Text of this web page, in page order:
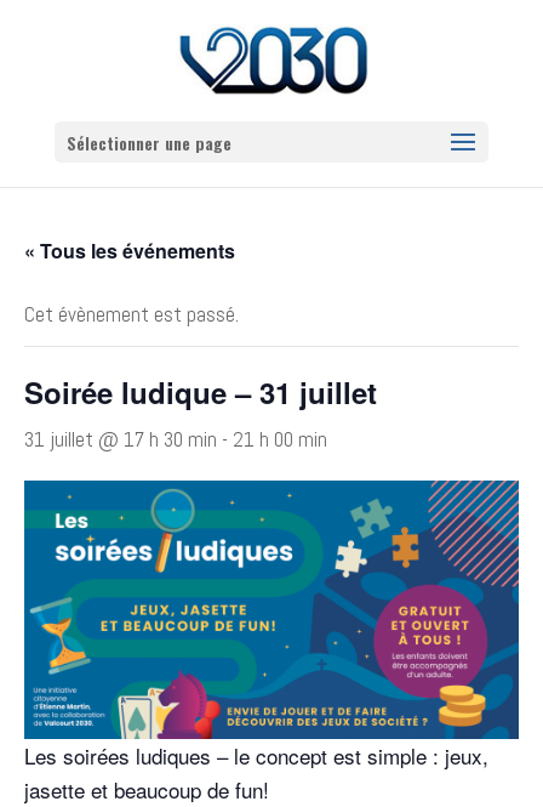
Sélectionner une page
« Tous les événements
Cet évènement est passé.
Soirée ludique – 31 juillet
31 juillet @ 17 h 30 min - 21 h 00 min
Les soirées ludiques – le concept est simple : jeux,
jasette et beaucoup de fun!